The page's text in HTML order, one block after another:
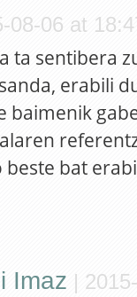
08-06 at
ta sentibera
erabili
baimenik
bat
Imaz |